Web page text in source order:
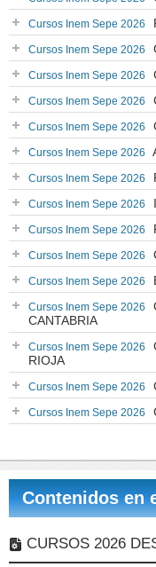
Cursos Inem Sepe 2026
Cursos Inem Sepe 2026
Cursos Inem Sepe 2026
Cursos Inem Sepe 2026
Cursos Inem Sepe 2026
Cursos Inem Sepe 2026
Cursos Inem Sepe 2026
Cursos Inem Sepe 2026
Cursos Inem Sepe 2026
Cursos Inem Sepe 2026
Cursos Inem Sepe 2026
Cursos Inem Sepe 2026
CANTABRIA
Cursos Inem Sepe 2026
RIOJA
Cursos Inem Sepe 2026
Cursos Inem Sepe 2026
Contenidos en
CURSOS 2026